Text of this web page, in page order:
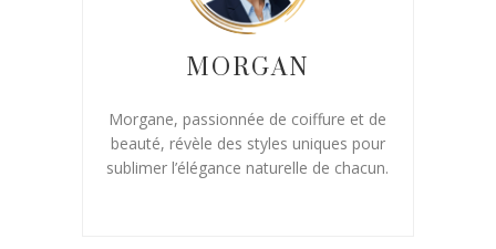
MORGAN
Morgane, passionnée de coiffure et de
beauté, révèle des styles uniques pour
sublimer l’élégance naturelle de chacun.